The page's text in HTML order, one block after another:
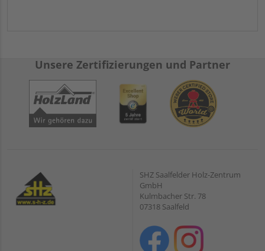
Unsere Zertifizierungen und Partner
SHZ Saalfelder Holz-Zentrum
GmbH
Kulmbacher Str. 78
07318 Saalfeld